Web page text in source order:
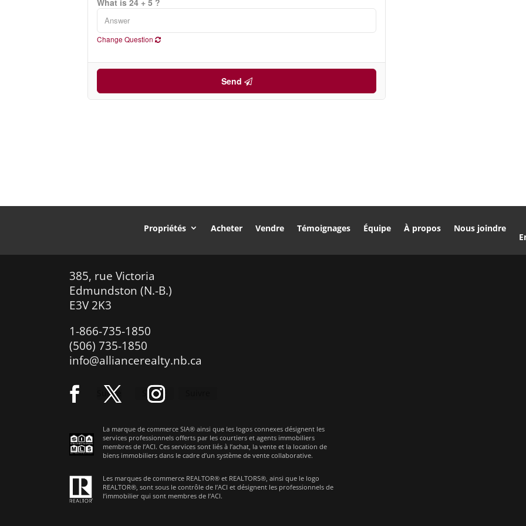
Change Question
Send
Propriétés Acheter Vendre Témoignages Équipe À propos Nous joindre
385, rue Victoria
Edmundston (N.-B.)
E3V 2K3
1-866-735-1850
(506) 735-1850
info@alliancerealty.nb.ca
Suivre Suivre
La marque de commerce SIA® ainsi que les logos connexes désignent les
services professionnels offerts par les courtiers et agents immobiliers
membres de l’ACI. Ces services sont liés à l’achat, la vente et la location de
biens immobiliers dans le cadre d’un système de vente collaborative.
Les marques de commerce REALTOR® et REALTORS®, ainsi que le logo
REALTOR®, sont sous le contrôle de l’ACI et désignent les professionnels de
l’immobilier qui sont membres de l’ACI.